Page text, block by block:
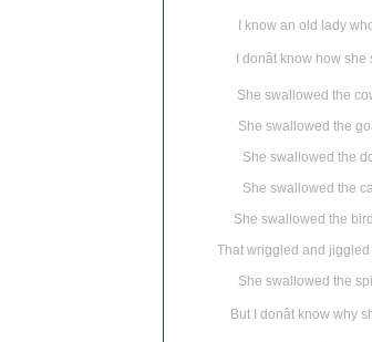
I know an old lady
I donât know how
She swallowed the
She swallowed the
She swallowed the
She swallowed the
She swallowed the
That wriggled and
She swallowed the
But I donât know why